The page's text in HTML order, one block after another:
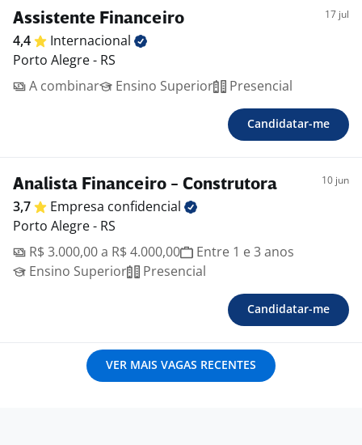
Assistente Financeiro 17 jul
4,4
Internacional
Porto Alegre - RS
A combinar
Ensino Superior Presencial
Candidatar-me
Analista Financeiro - Construtora 10 jun
3,7 Empresa confidencial
Porto Alegre - RS
R$ 3.000,00 a R$ 4.000,00
Entre 1 e 3 anos
Ensino Superior
Presencial
Candidatar-me
VER MAIS VAGAS RECENTES